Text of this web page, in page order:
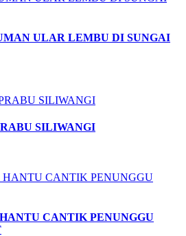
ULAR LEMBU DI SUNGAI
SILIWANGI
CANTIK PENUNGGU